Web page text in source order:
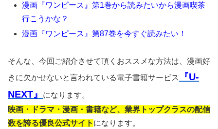
漫画『ワンピース』第1巻から読みたいから漫画喫茶
行こうかな？
漫画『ワンピース』第87巻を今すぐ読みたい！
そんな、今回ご紹介させて頂くおススメな方法は、漫画好
きに欠かせないと言われている電子書籍サービス
『U-
NEXT』
になります。
映画・ドラマ・漫画・書籍など、業界トップクラスの配信
数を誇る優良公式サイト になります。